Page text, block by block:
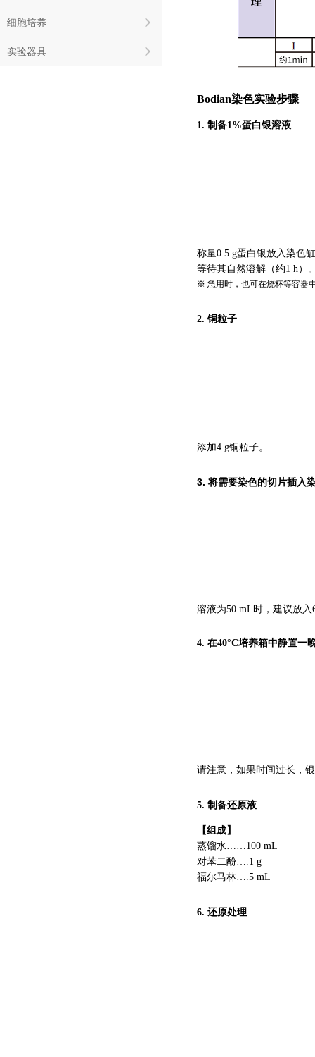
细胞培养
实验器具
Bodian染色实验步骤
1. 制备1%蛋白银溶液
称量0.5 g蛋白银放入染色
等待其自然溶解（约1 h）
※ 急用时，也可在烧杯等容器
2. 铜粒子
添加4 g铜粒子。
3.将需要染色的切片插入
溶液为50 mL时，建议放入
4. 在40°C培养箱中静置一
请注意，如果时间过长，
5. 制备还原液
【组成】
蒸馏水……100 mL
对苯二酚….1 g
福尔马林….5 mL
6. 还原处理